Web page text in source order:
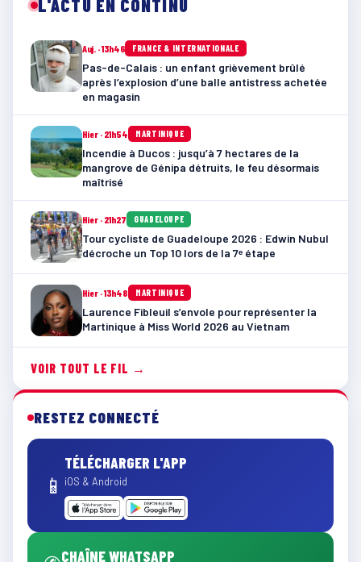
L'ACTU EN CONTINU
Auj. · 13h46 FRANCE & INTERNATIONALE
Pas-de-Calais : un enfant grièvement brûlé
après l’explosion d’une balle antistress achetée
en magasin
Hier · 21h54 MARTINIQUE
Incendie à Ducos : jusqu’à 7 hectares de la
mangrove de Génipa détruits, le feu désormais
maîtrisé
Hier · 21h27 GUADELOUPE
Tour cycliste de Guadeloupe 2026 : Edwin Nubul
décroche un Top 10 lors de la 7ᵉ étape
Hier · 13h48 MARTINIQUE
Laurence Fibleuil s’envole pour représenter la
Martinique à Miss World 2026 au Vietnam
VOIR TOUT LE FIL →
RESTEZ CONNECTÉ
📱
TÉLÉCHARGER L'APP
iOS & Android
CHAÎNE WHATSAPP